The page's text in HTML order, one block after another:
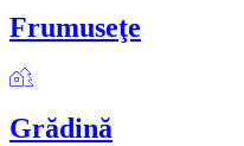
Frumuseţe
Grădină